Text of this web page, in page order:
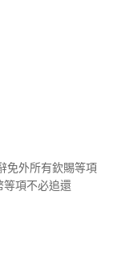
免外所有欽賜等項
項不必追還